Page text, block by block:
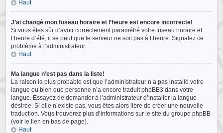
Haut
J’ai changé mon fuseau horaire et l’heure est encore incorrecte!
Si vous êtes sûr d’avoir correctement paramétré votre fuseau horaire et
l’heure d’été, il se peut que le serveur ne soit pas à l’heure. Signalez ce
problème à l’administrateur.
Haut
Ma langue n’est pas dans la liste!
La raison la plus probable est que l’administrateur n’a pas installé votre
langue ou bien que personne n’a encore traduit phpBB3 dans votre
langue. Essayez de demander à l’administrateur d’installer la langue
désirée. Si elle n’existe pas, vous êtes alors libre de créer une nouvelle
traduction. Vous trouverez plus d’informations sur le site du groupe phpBB
(voir le lien en bas de page).
Haut